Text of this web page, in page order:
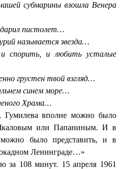
субмарины взошла Венера
пистолет…
называется звезда…
спорить, и любить усталые
грустен твой взгляд…
синем море…
Храма…
Гумилева вполне можно было
или Папаниным. И в
можно было представить, и в
Ленинграде…»
за 108 минут. 15 апреля 1961